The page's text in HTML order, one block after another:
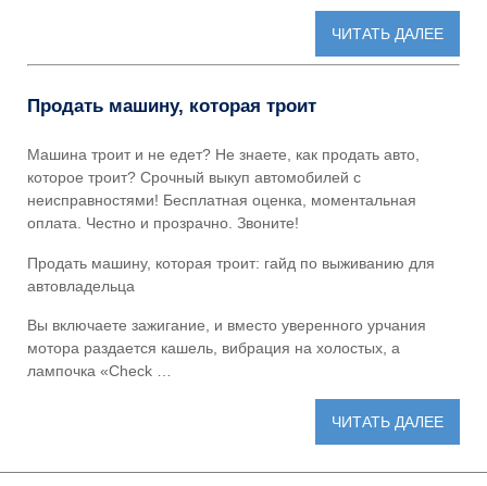
ЧИТАТЬ ДАЛЕЕ
Продать машину, которая троит
Машина троит и не едет? Не знаете, как продать авто,
которое троит? Срочный выкуп автомобилей с
неисправностями! Бесплатная оценка, моментальная
оплата. Честно и прозрачно. Звоните!
Продать машину, которая троит: гайд по выживанию для
автовладельца
Вы включаете зажигание, и вместо уверенного урчания
мотора раздается кашель, вибрация на холостых, а
лампочка «Check …
ЧИТАТЬ ДАЛЕЕ